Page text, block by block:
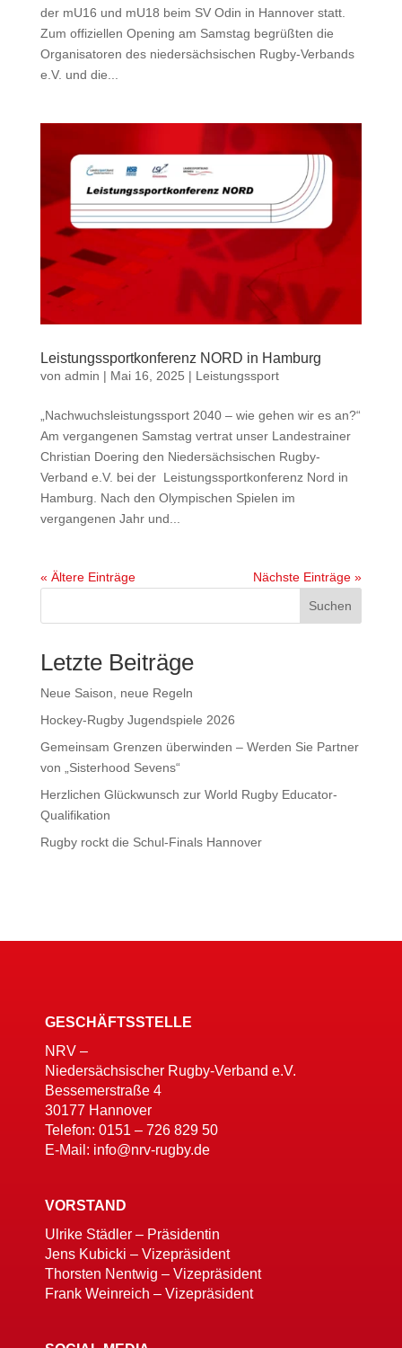
der mU16 und mU18 beim SV Odin in Hannover statt.
Zum offiziellen Opening am Samstag begrüßten die
Organisatoren des niedersächsischen Rugby-Verbands
e.V. und die...
Leistungssportkonferenz NORD in Hamburg
von admin | Mai 16, 2025 | Leistungssport
„Nachwuchsleistungssport 2040 – wie gehen wir es an?“
Am vergangenen Samstag vertrat unser Landestrainer
Christian Doering den Niedersächsischen Rugby-
Verband e.V. bei der Leistungssportkonferenz Nord in
Hamburg. Nach den Olympischen Spielen im
vergangenen Jahr und...
« Ältere Einträge
Nächste Einträge »
Suchen
Letzte Beiträge
Neue Saison, neue Regeln
Hockey-Rugby Jugendspiele 2026
Gemeinsam Grenzen überwinden – Werden Sie Partner
von „Sisterhood Sevens“
Herzlichen Glückwunsch zur World Rugby Educator-
Qualifikation
Rugby rockt die Schul-Finals Hannover
GESCHÄFTSSTELLE
NRV –
Niedersächsischer Rugby-Verband e.V.
Bessemerstraße 4
30177 Hannover
Telefon: 0151 – 726 829 50
E-Mail: info@nrv-rugby.de
VORSTAND
Ulrike Städler – Präsidentin
Jens Kubicki – Vizepräsident
Thorsten Nentwig – Vizepräsident
Frank Weinreich – Vizepräsident